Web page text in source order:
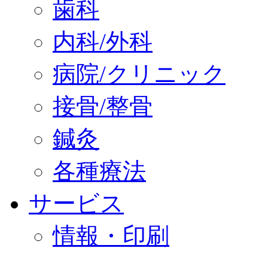
歯科
内科/外科
病院/クリニック
接骨/整骨
鍼灸
各種療法
サービス
情報・印刷